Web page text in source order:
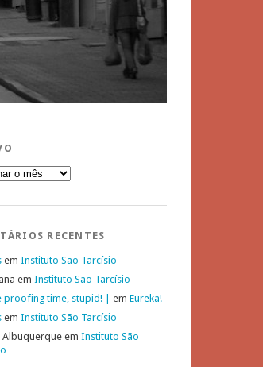
RECENTES
em Instituto São Tarcísio
em Instituto São Tarcísio
proofing time, stupid! |
em Eureka!
em Instituto São Tarcísio
Albuquerqueem Instituto São